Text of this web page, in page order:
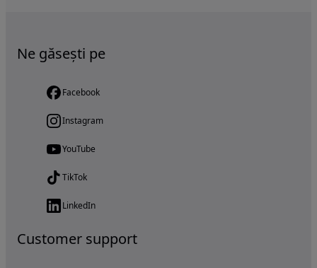
Ne găsești pe
Facebook
Instagram
YouTube
TikTok
LinkedIn
Customer support